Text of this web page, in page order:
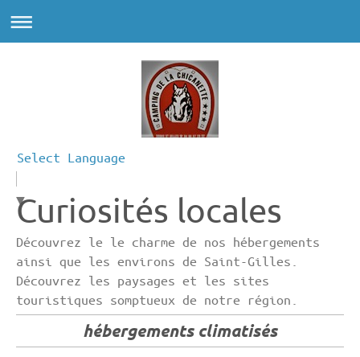
Select Language
▼
Curiosités locales
Découvrez le le charme de nos hébergements
ainsi que les environs de Saint-Gilles.
Découvrez les paysages et les sites
touristiques somptueux de notre région.
hébergements climatisés